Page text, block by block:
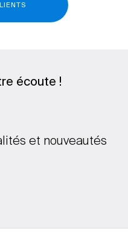
écoute !
et nouveautés